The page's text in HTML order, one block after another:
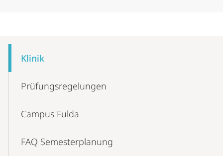
Navigation
Klinik
Prüfungsregelungen
Campus Fulda
FAQ Semesterplanung